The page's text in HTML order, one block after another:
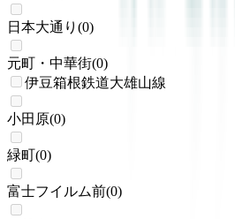
日本大通り (0)
元町・中華街(0)
伊豆箱根鉄道大雄山線
小田原(0)
緑町(0)
富士フイルム前(0)